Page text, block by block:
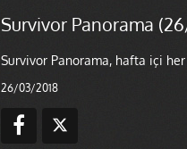
Survivor Panorama
Survivor Panorama, hafta içi her
26/03/2018